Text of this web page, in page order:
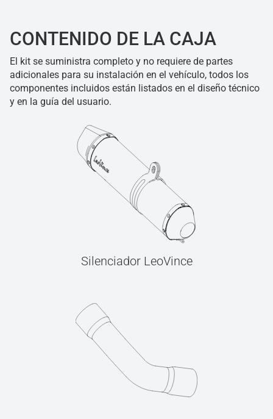
CONTENIDO DE LA CAJA
El kit se suministra completo y no requiere de partes
adicionales para su instalación en el vehículo, todos los
componentes incluidos están listados en el diseño técnico
y en la guía del usuario.
Silenciador LeoVince